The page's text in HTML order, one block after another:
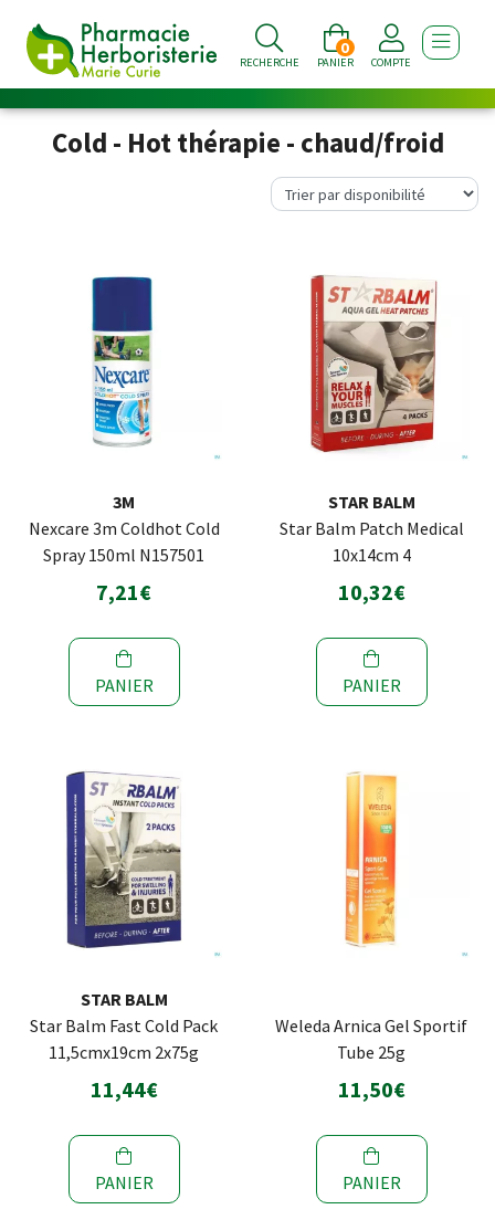
RECHERCHE PANIER
0
COMPTE
Cold - Hot thérapie - chaud/froid
3M
Nexcare 3m Coldhot Cold
Spray 150ml N157501
7,21€
PANIER
STAR BALM
Star Balm Patch Medical
10x14cm 4
10,32€
PANIER
STAR BALM
Star Balm Fast Cold Pack
11,5cmx19cm 2x75g
11,44€
PANIER
Weleda Arnica Gel Sportif
Tube 25g
11,50€
PANIER